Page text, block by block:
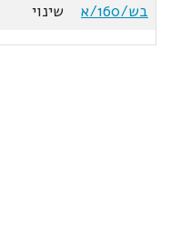
בש/160/א
שינוי